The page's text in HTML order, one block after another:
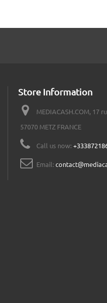
Store Information
MEDIACASH.COM, 17
57070 METZ FRANCE
Call us now:
Email: